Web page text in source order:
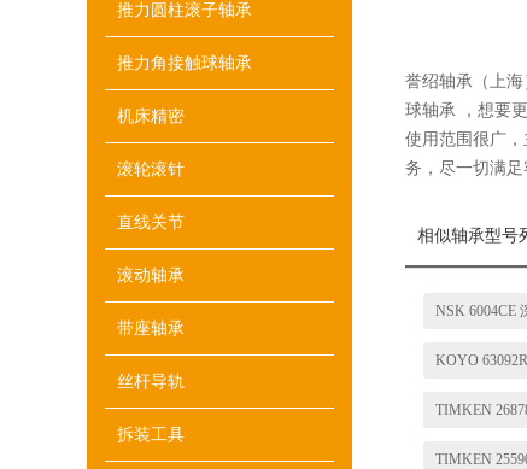
推力圆柱滚子轴承
推力角接触球轴承
机床精密
滚轮滚针
直线关节
滚动轴承
带座轴承
丝杆导轨
拆装工具
誉绍轴承（上海
球轴承 ，想要
使用范围很广
务，尽一切满足
相似轴承型号
NSK 6004CE
KOYO
TIMKEN
TIMKEN